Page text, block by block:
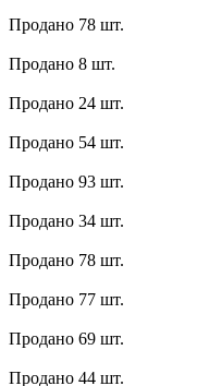
Продано 78 шт.
Продано 8 шт.
Продано 24 шт.
Продано 54 шт.
Продано 93 шт.
Продано 34 шт.
Продано 78 шт.
Продано 77 шт.
Продано 69 шт.
Продано 44 шт.